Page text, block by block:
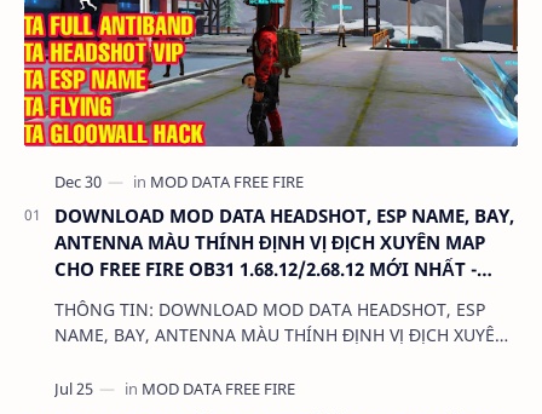
DOWNLOAD MOD DATA HEADSHOT, ESP NAME, BAY,
ANTENNA MÀU THÍNH ĐỊNH VỊ ĐỊCH XUYÊN MAP
CHO FREE FIRE OB31 1.68.12/2.68.12 MỚI NHẤT -
KHÔNG KHÓA NICK
THÔNG TIN: DOWNLOAD MOD DATA HEADSHOT, ESP
NAME, BAY, ANTENNA MÀU THÍNH ĐỊNH VỊ ĐỊCH XUYÊN
KHÔN…